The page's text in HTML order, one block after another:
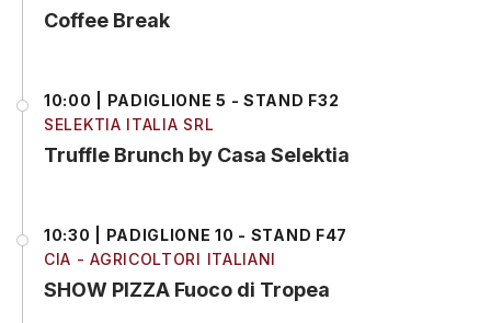
Coffee Break
10:00 | PADIGLIONE 5 - STAND F32
SELEKTIA ITALIA SRL
Truffle Brunch by Casa Selektia
10:30 | PADIGLIONE 10 - STAND F47
CIA - AGRICOLTORI ITALIANI
SHOW PIZZA Fuoco di Tropea